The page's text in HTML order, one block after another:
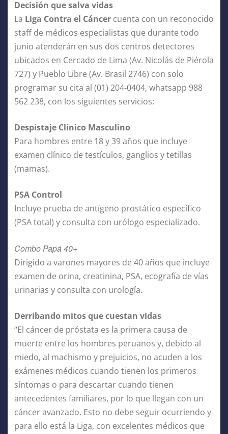
Decisión que salva vidas
La Liga Contra el Cáncer cuenta con un reconocido
staff de médicos especialistas que durante todo
junio atenderán en sus dos centros detectores
ubicados en Cercado de Lima (Av. Nicolás de Piérola
727) y Pueblo Libre (Av. Brasil 2746) con solo
programar su cita al (01) 204-0404, whatsapp 988
562 238, con los siguientes servicios:
Despistaje Clínico Masculino
Para hombres entre 18 y 39 años que incluye
examen clínico de testículos, ganglios y tetillas
(mamas).
PSA Control
Incluye prueba de antígeno prostático específico
(PSA total) y consulta con urólogo especializado.
Combo Papá 40+
Dirigido a varones mayores de 40 años que incluye
examen de orina, creatinina, PSA, ecografía de vías
urinarias y consulta con urología.
Derribando mitos que cuestan vidas
“El cáncer de próstata es la primera causa de
muerte entre los hombres peruanos y, debido al
miedo, al machismo y prejuicios, no acuden a los
exámenes médicos cuando tienen los primeros
síntomas o para descartar cuando tienen
antecedentes familiares, por lo que llegan con un
cáncer avanzado. Esto no debe seguir ocurriendo y
para ello está la Liga, con excelentes médicos que